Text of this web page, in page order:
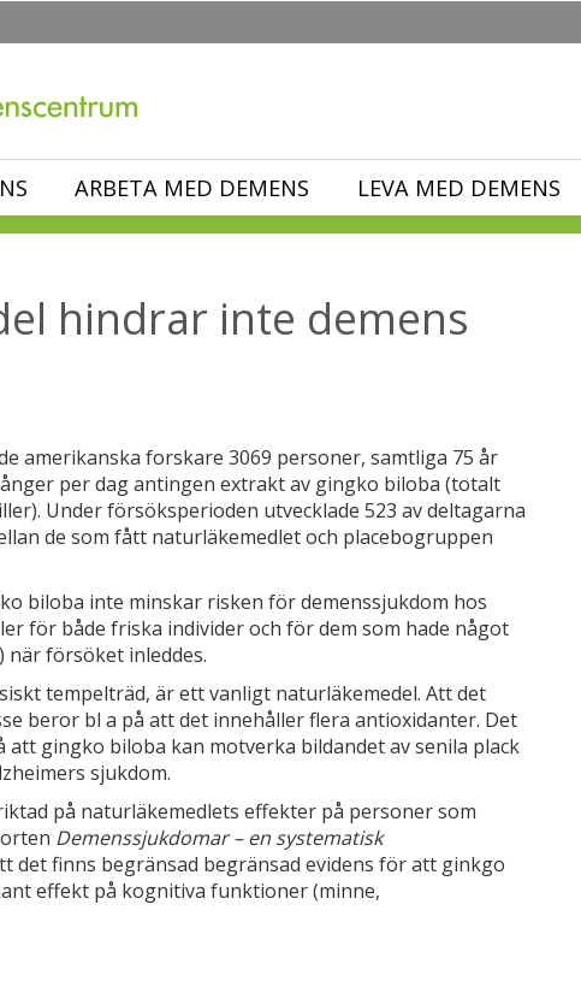
ARBETA MED DEMENS LEVA MED DEMENS
hindrar inte demens
amerikanska forskare 3069 personer, samtliga 75 år
per dag antingen extrakt av gingko biloba (totalt
Under försöksperioden utvecklade 523 av deltagarna
de som fått naturläkemedlet och placebogruppen
biloba inte minskar risken för demenssjukdom hos
för både friska individer och för dem som hade något
när försöket inleddes.
tempelträd, är ett vanligt naturläkemedel. Att det
beror bl a på att det innehåller flera antioxidanter. Det
att gingko biloba kan motverka bildandet av senila plack
sjukdom.
på naturläkemedlets effekter på personer som
Demenssjukdomar – en systematisk
det finns begränsad begränsad evidens för att ginkgo
effekt på kognitiva funktioner (minne,